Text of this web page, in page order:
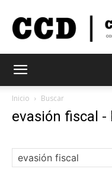
Inicio Buscar
evasión fiscal -